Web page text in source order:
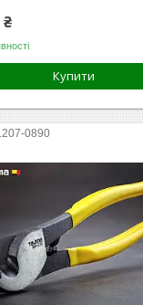
₴
Купити
0890